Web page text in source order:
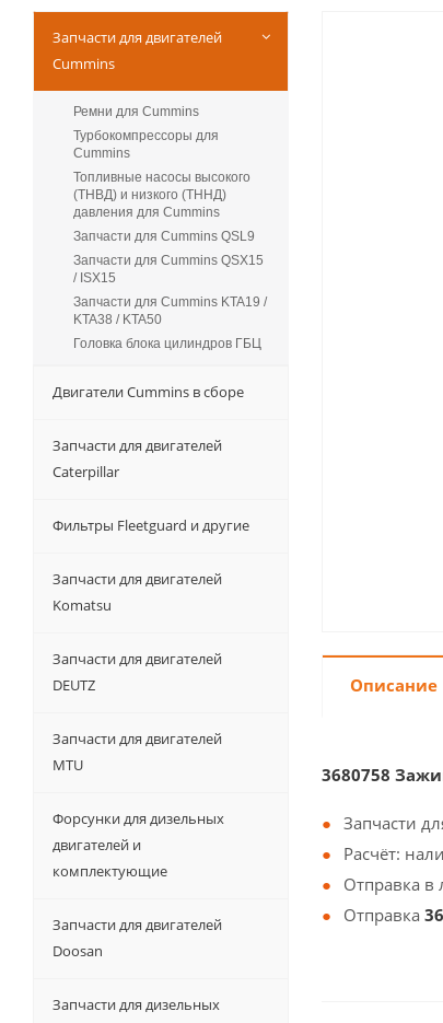
Описание
3680758
Запчасти
Расчёт:
Отправка в
Отправка
Запчасти для двигателей
Cummins
Ремни для Cummins
Турбокомпрессоры для
Сummins
Топливные насосы высокого
(ТНВД) и низкого (ТННД)
давления для Cummins
Запчасти для Cummins QSL9
Запчасти для Cummins QSX15
/ ISX15
Запчасти для Cummins KTA19 /
KTA38 / KTA50
Головка блока цилиндров ГБЦ
Двигатели Cummins в сборе
Запчасти для двигателей
Caterpillar
Фильтры Fleetguard и другие
Запчасти для двигателей
Komatsu
Запчасти для двигателей
DEUTZ
Запчасти для двигателей
MTU
Форсунки для дизельных
двигателей и
комплектующие
Запчасти для двигателей
Doosan
Запчасти для дизельных